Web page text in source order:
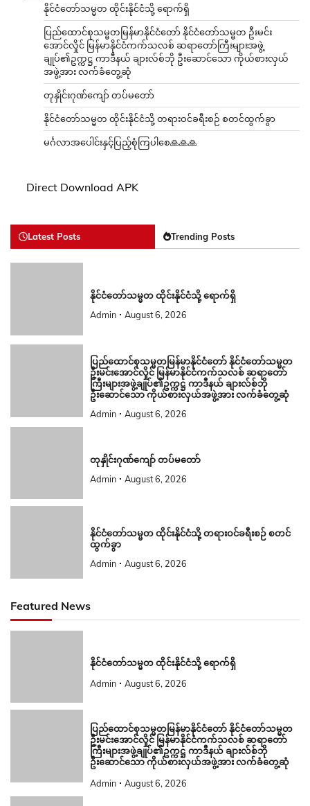
နိုင်ငံတော်သမ္မတ ထိုင်းနိုင်ငံသို့ ရောက်ရှိ
ပြည်ထောင်စုသမ္မတမြန်မာနိုင်ငံတော် နိုင်ငံတော်သမ္မတ ဦးမင်း
အောင်လှိုင် မြန်မာနိုင်ငံကက်သလစ် ဆရာတော်ကြီးများအဖွဲ့
ချုပ်၏ဥက္ကဋ္ဌ ကာဒီနယ် ချားလ်စ်ဘို ဦးဆောင်သော ကိုယ်စားလှယ်
အဖွဲ့အား လက်ခံတွေ့ဆုံ
တုနှိုင်းဂုဏ်ကျော် တပ်မတော်
နိုင်ငံတော်သမ္မတ ထိုင်းနိုင်ငံသို့ တရားဝင်ခရီးစဉ် စတင်ထွက်ခွာ
မင်္ဂလာအပေါင်းနှင့်ပြည့်စုံကြပါစေ🙏🙏🙏
Direct Download APK
Latest Posts Trending Posts
နိုင်ငံတော်သမ္မတ ထိုင်းနိုင်ငံသို့ ရောက်ရှိ
Admin August 6, 2026
ပြည်ထောင်စုသမ္မတမြန်မာနိုင်ငံတော် နိုင်ငံတော်သမ္မတ
ဦးမင်းအောင်လှိုင် မြန်မာနိုင်ငံကက်သလစ် ဆရာတော်
ကြီးများအဖွဲ့ချုပ်၏ဥက္ကဋ္ဌ ကာဒီနယ် ချားလ်စ်ဘို
ဦးဆောင်သော ကိုယ်စားလှယ်အဖွဲ့အား လက်ခံတွေ့ဆုံ
Admin August 6, 2026
တုနှိုင်းဂုဏ်ကျော် တပ်မတော်
Admin August 6, 2026
နိုင်ငံတော်သမ္မတ ထိုင်းနိုင်ငံသို့ တရားဝင်ခရီးစဉ် စတင်
ထွက်ခွာ
Admin August 6, 2026
Featured News
နိုင်ငံတော်သမ္မတ ထိုင်းနိုင်ငံသို့ ရောက်ရှိ
Admin August 6, 2026
ပြည်ထောင်စုသမ္မတမြန်မာနိုင်ငံတော် နိုင်ငံတော်သမ္မတ
ဦးမင်းအောင်လှိုင် မြန်မာနိုင်ငံကက်သလစ် ဆရာတော်
ကြီးများအဖွဲ့ချုပ်၏ဥက္ကဋ္ဌ ကာဒီနယ် ချားလ်စ်ဘို
ဦးဆောင်သော ကိုယ်စားလှယ်အဖွဲ့အား လက်ခံတွေ့ဆုံ
Admin August 6, 2026